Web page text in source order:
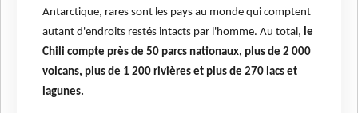
Antarctique, rares sont les pays au monde qui comptent
autant d'endroits restés intacts par l'homme. Au total, le
Chili compte près de 50 parcs nationaux, plus de 2 000
volcans, plus de 1 200 rivières et plus de 270 lacs et
lagunes.